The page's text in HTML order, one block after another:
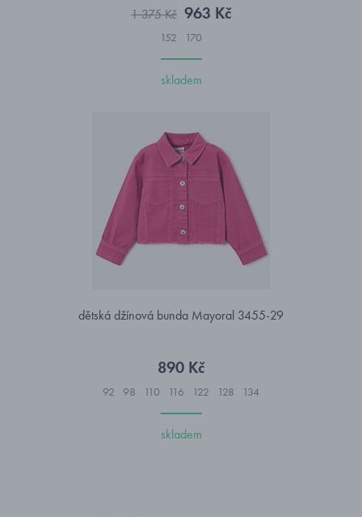
1 375 Kč 963 Kč
152 170
skladem
dětská džínová bunda Mayoral 3455-29
890 Kč
92 98 110 116 122 128 134
skladem